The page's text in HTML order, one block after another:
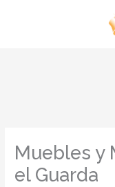
Muebles y
el Guarda